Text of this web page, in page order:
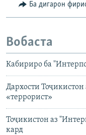
Ба дигарон
Вобаста
Кабириро ба
Дархости Тоҷикистон
«террорист»
Тоҷикистон аз
кард